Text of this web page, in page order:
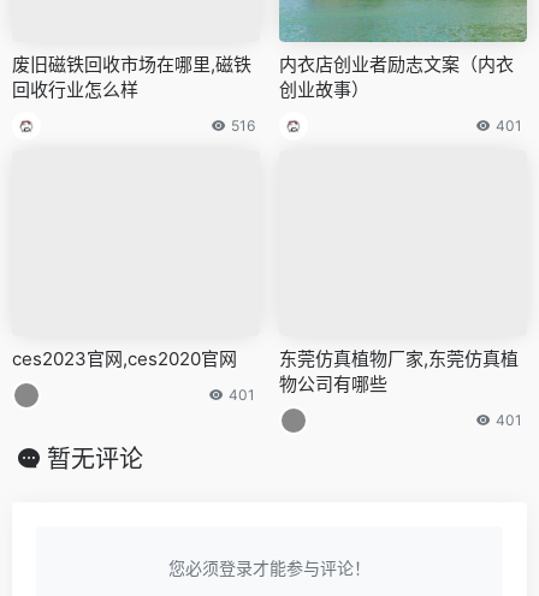
废旧磁铁回收市场在哪里,磁铁
回收行业怎么样
516
内衣店创业者励志文案（内衣
创业故事）
401
ces2023官网,ces2020官网
401
东莞仿真植物厂家,东莞仿真植
物公司有哪些
401
暂无评论
您必须登录才能参与评论！